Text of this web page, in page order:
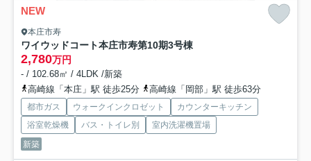
NEW
本庄市寿
ワイウッドコート本庄市寿第10期3号棟
2,780万円
- / 102.68㎡ / 4LDK /新築
高崎線「本庄」駅 徒歩25分
高崎線「岡部」駅 徒歩63分
都市ガス ウォークインクロゼット
カウンターキッチン
浴室乾燥機
バス・トイレ別
室内洗濯機置場
新築